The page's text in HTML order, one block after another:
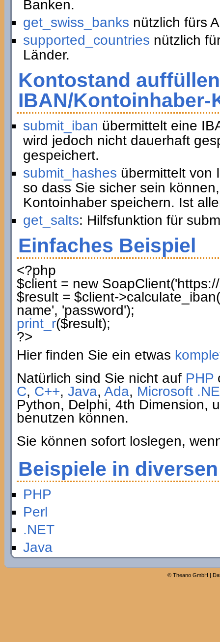
Banken.
get_swiss_banks nützlich fürs
supported_countries nützlich
Länder.
Kontostand
IBAN/Kontoinhaber-
submit_iban übermittelt eine
wird jedoch nicht dauerhaft
gespeichert.
submit_hashes übermittelt von
so dass Sie sicher sein
Kontoinhaber speichern. Ist
get_salts: Hilfsfunktion für
Einfaches Beispiel
<?php
$client= newSoapClient(
$result= $client->calculate_iban(
name', 'password');
print_r($result);
?>
Hier finden Sie ein etwas
Natürlich sind Sie nicht auf PHP
C, C++, Java, Ada, Microsoft
Python, Delphi, 4th Dimension,
benutzen können.
Sie können sofort loslegen,
Beispiele in
PHP
Perl
.NET
Java
© Theano GmbH |